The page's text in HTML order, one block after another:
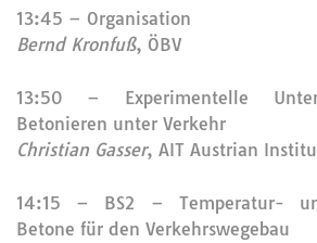
13:45 – Organisation
Bernd Kronfuß, ÖBV
13:50 – Experimentelle
Betonieren unter Verkehr
Christian Gasser, AIT Austrian
14:15 – BS2 – Temperatur-
Betone für den Verkehrswegebau